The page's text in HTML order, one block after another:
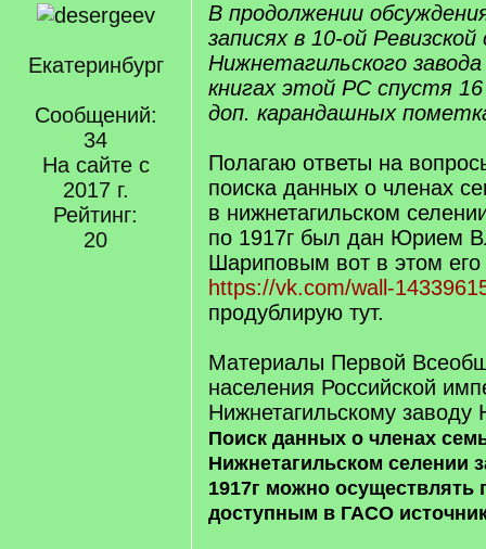
Екатеринбург
Сообщений:
34
На сайте с
2017 г.
Рейтинг:
20
В продолжении
записях в 10-ой Ревизской
Нижнетагильского
книгах этой РС спустя
доп. карандашных
Полагаю ответы на
поиска данных о членах
в нижнетагильском
по 1917г был дан Юрием
Шариповым вот в этом его
https://vk.com/wall-
продублирую тут.
Материалы Первой
населения Российской
Нижнетагильскому заводу
Поиск данных о членах
Нижнетагильском селении
1917г можно
доступным в ГАСО